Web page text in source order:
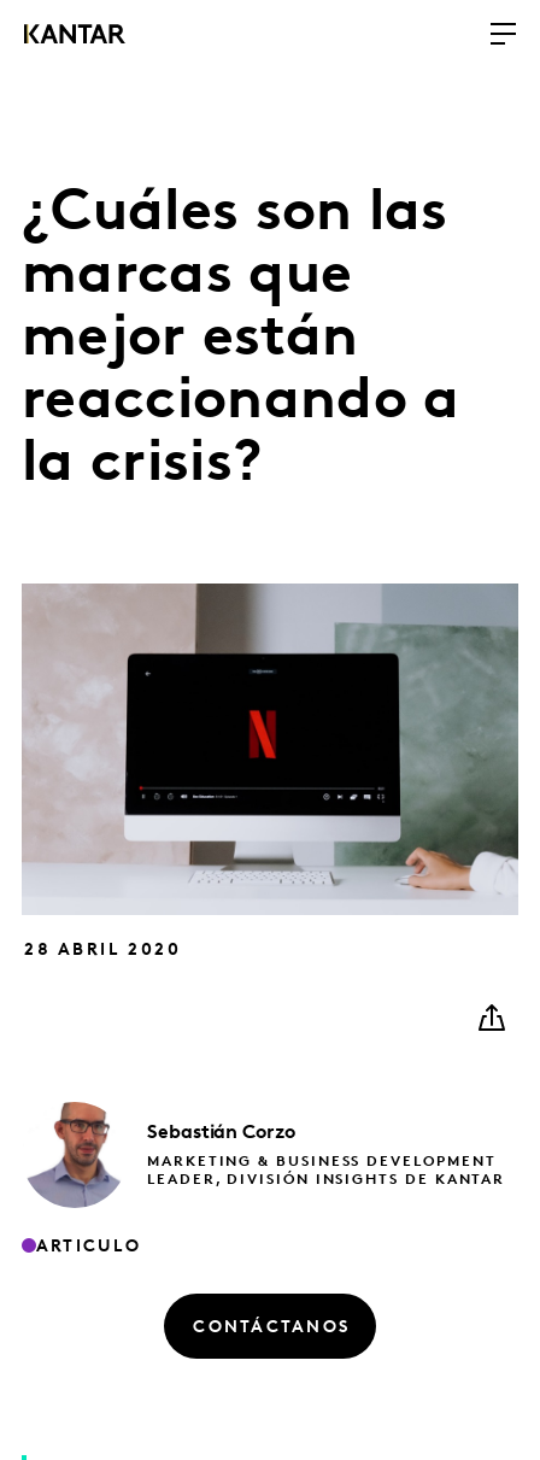
¿Cuáles son las
marcas que
mejor están
reaccionando a
la crisis?
28 ABRIL 2020
Sebastián Corzo
MARKETING & BUSINESS DEVELOPMENT
LEADER, DIVISIÓN INSIGHTS DE KANTAR
ARTICULO
CONTÁCTANOS